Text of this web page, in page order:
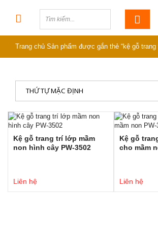
Trang chủ Sản phẩm được gắn thẻ “kệ gỗ trang
THỨ TỰ MẶC ĐỊNH
Kệ gỗ trang trí lớp mầm
non hình cây PW-3502
Liên hệ
Kệ gỗ
cho mầm
Liên hệ